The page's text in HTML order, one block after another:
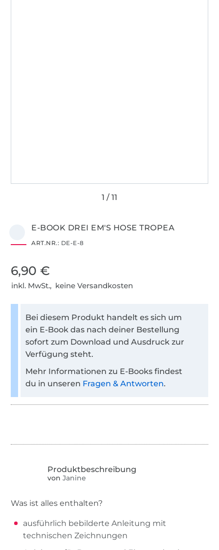
E-BOOK DREI EM'S HOSE TROPEA
ART.NR.: DE-E-8
6,90 €
inkl. MwSt., keine Versandkosten
Bei diesem Produkt handelt es sich um
ein E-Book das nach deiner Bestellung
sofort zum Download und Ausdruck zur
Verfügung steht.
Mehr Informationen zu E-Books findest
du in unseren Fragen & Antworten.
von Janine
Was ist alles enthalten?
ausführlich bebilderte Anleitung mit
technischen Zeichnungen